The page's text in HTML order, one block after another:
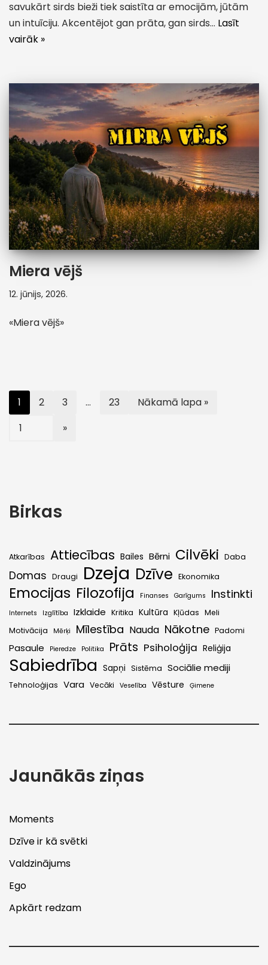
savukārt sirds bieži tiek saistīta ar emocijām, jūtām
un intuīciju. Akcentējot gan prāta, gan sirds… Lasīt
vairāk »
Miera vējš
12. jūnijs, 2026.
«Miera vējš»
1 2 3 … 23 Nākamā lapa »
Birkas
Atkarības Attiecības Bailes Bērni Cilvēki Daba
Domas Draugi Dzeja Dzīve Ekonomika
Emocijas Filozofija Finanses Garīgums Instinkti
Internets Izglītība Izklaide Kritika Kultūra Kļūdas Meli
Motivācija
Mērķi Mīlestība Nauda Nākotne Padomi
Pasaule Pieredze Politika Prāts Psiholoģija Reliģija
Sabiedrība Sapņi Sistēma Sociālie mediji
Tehnoloģijas Vara Vecāki Veselība Vēsture Ģimene
Jaunākās ziņas
Moments
Dzīve ir kā svētki
Valdzinājums
Ego
Apkārt redzam